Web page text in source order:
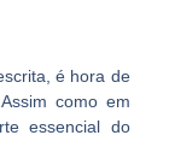
é hora de
como em
essencial do